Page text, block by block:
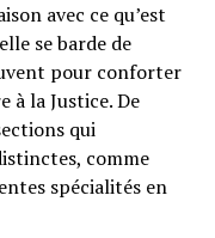
avec ce qu’est
se barde de
pour conforter
la Justice. De
qui
comme
spécialités en